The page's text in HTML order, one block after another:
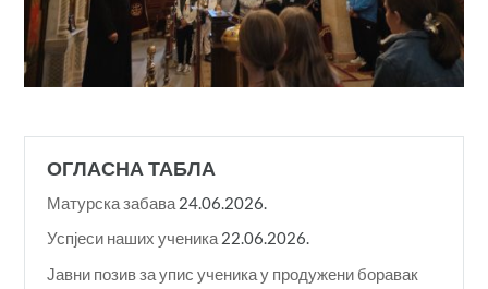
ОГЛАСНА ТАБЛА
Матурска забава 24.06.2026.
Успјеси наших ученика 22.06.2026.
Јавни позив за упис ученика у продужени боравак